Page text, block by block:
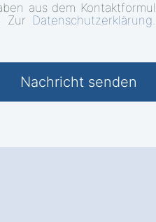
aus dem
Zur Datenschutzerklärung